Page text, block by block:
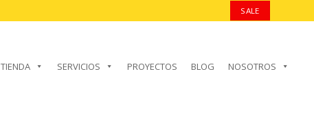
SALE
TIENDA SERVICIOS PROYECTOS BLOG NOSOTROS